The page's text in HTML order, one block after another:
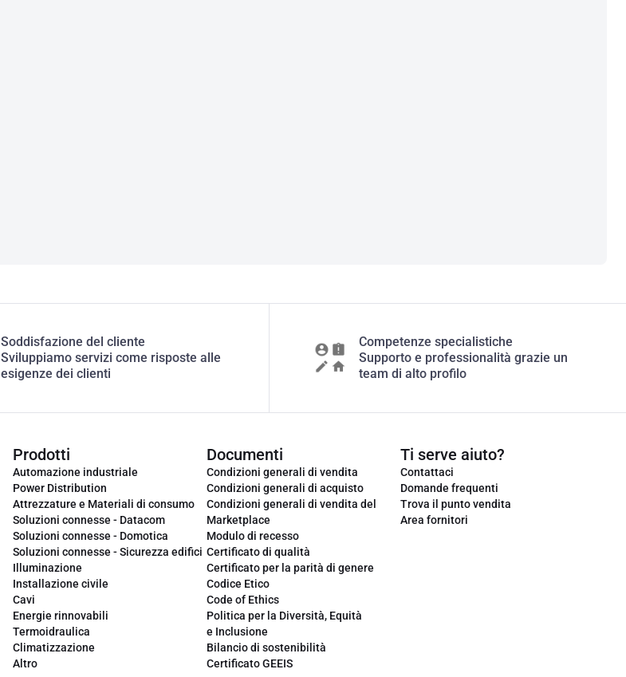
Soddisfazione del cliente
Sviluppiamo servizi come risposte alle
esigenze dei clienti
Competenze specialistiche
Supporto e professionalità grazie un
team di alto profilo
Prodotti
Automazione industriale
Power Distribution
Attrezzature e Materiali di consumo
Soluzioni connesse - Datacom
Soluzioni connesse - Domotica
Soluzioni connesse - Sicurezza edifici
Illuminazione
Installazione civile
Cavi
Energie rinnovabili
Termoidraulica
Climatizzazione
Altro
Documenti
Condizioni generali di vendita
Condizioni generali di acquisto
Condizioni generali di vendita del
Marketplace
Modulo di recesso
Certificato di qualità
Certificato per la parità di genere
Codice Etico
Code of Ethics
Politica per la Diversità, Equità
e Inclusione
Bilancio di sostenibilità
Certificato GEEIS
Ti serve aiuto?
Contattaci
Domande frequenti
Trova il punto vendita
Area fornitori